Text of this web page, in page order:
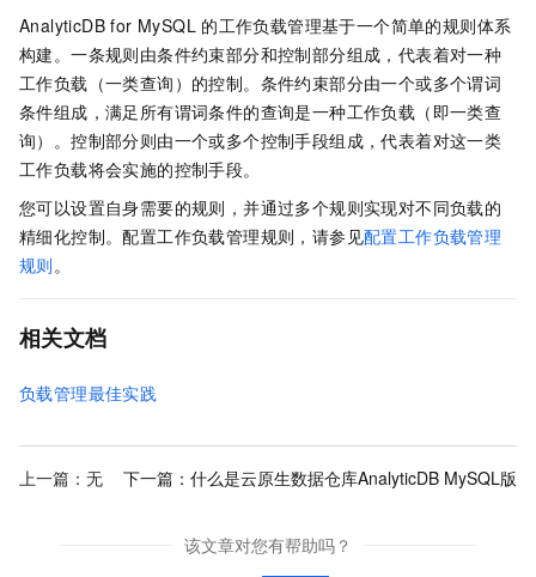
AnalyticDB for MySQL 的工作负载管理基于一个简单的规则体系
构建。一条规则由条件约束部分和控制部分组成，代表着对一种
工作负载（一类查询）的控制。条件约束部分由一个或多个谓词
条件组成，满足所有谓词条件的查询是一种工作负载（即一类查
询）。控制部分则由一个或多个控制手段组成，代表着对这一类
工作负载将会实施的控制手段。
您可以设置自身需要的规则，并通过多个规则实现对不同负载的
精细化控制。配置工作负载管理规则，请参见配置工作负载管理
规则。
相关文档
负载管理最佳实践
上一篇：无 下一篇： 什么是云原生数据仓库AnalyticDB MySQL版
该文章对您有帮助吗？